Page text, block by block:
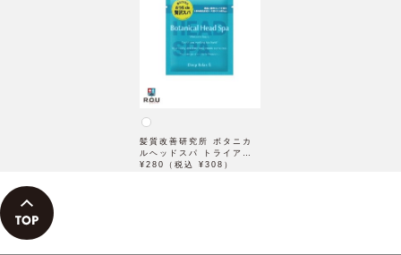
髪質改善研究所 ボタニカ
ルヘッドスパ トライアル
30g 【石澤研究所】
¥280（税込 ¥308）